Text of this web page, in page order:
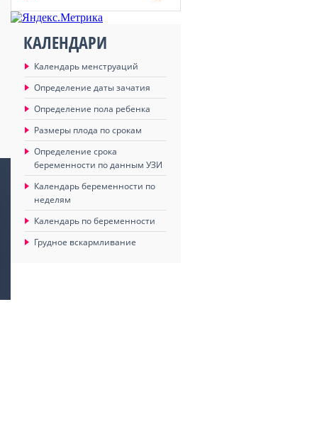
КАЛЕНДАРИ
Календарь менструаций
Определение даты зачатия
Определение пола ребенка
Размеры плода по срокам
Определение срока
беременности по данным УЗИ
Календарь беременности по
неделям
Календарь по беременности
Грудное вскармливание